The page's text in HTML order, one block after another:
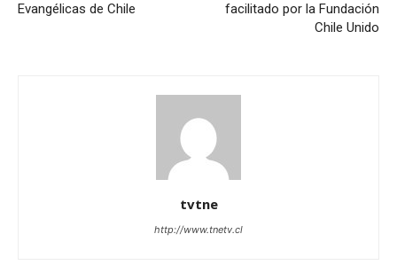
Evangélicas de Chile
facilitado por la Fundación
Chile Unido
tvtne
http://www.tnetv.cl